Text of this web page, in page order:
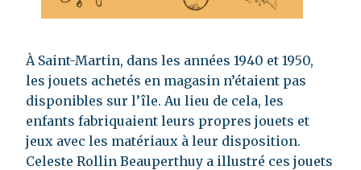
À Saint-Martin, dans les années 1940 et 1950,
les jouets achetés en magasin n’étaient pas
disponibles sur l’île. Au lieu de cela, les
enfants fabriquaient leurs propres jouets et
jeux avec les matériaux à leur disposition.
Celeste Rollin Beauperthuy a illustré ces jouets